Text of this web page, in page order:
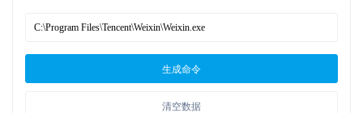
生成命令
清空数据